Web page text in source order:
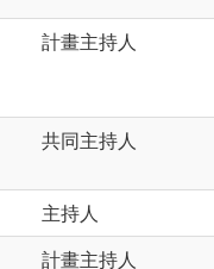
計畫主持人
共同主持人
主持人
計畫主持人